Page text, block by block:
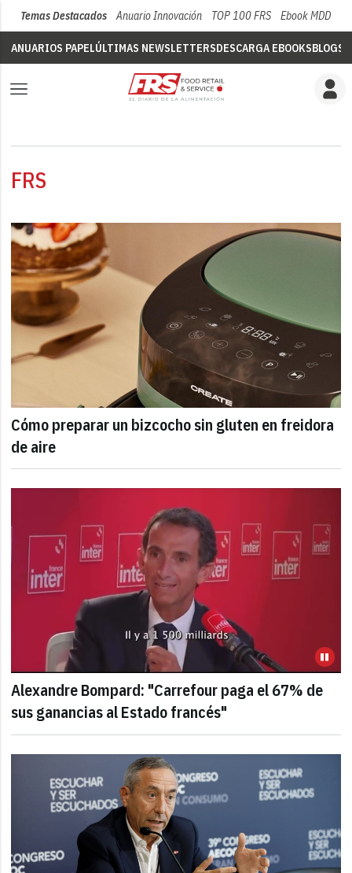
Temas Destacados Anuario Innovación TOP 100 FRS Ebook MDD
ANUARIOS PAPELÚLTIMAS NEWSLETTERSDESCARGA EBOOKSBLOGS
FRS
Cómo preparar un bizcocho sin gluten en freidora
de aire
Alexandre Bompard: "Carrefour paga el 67% de
sus ganancias al Estado francés"